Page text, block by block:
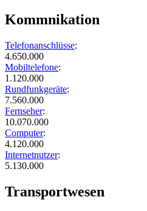
Kommnikation
Telefonanschlüsse:
4.650.000
Mobiltelefone:
1.120.000
Rundfunkgeräte:
7.560.000
Fernseher:
10.070.000
Computer:
4.120.000
Internetnutzer:
5.130.000
Transportwesen